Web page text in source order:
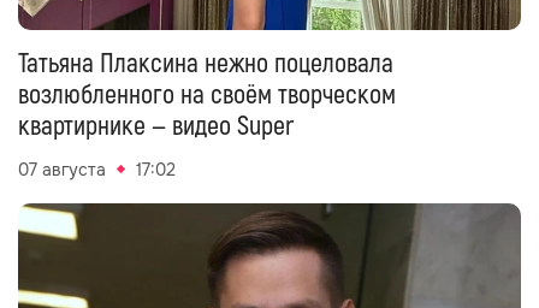
Татьяна Плаксина нежно поцеловала
возлюбленного на своём творческом
квартирнике — видео Super
07 августа 17:02